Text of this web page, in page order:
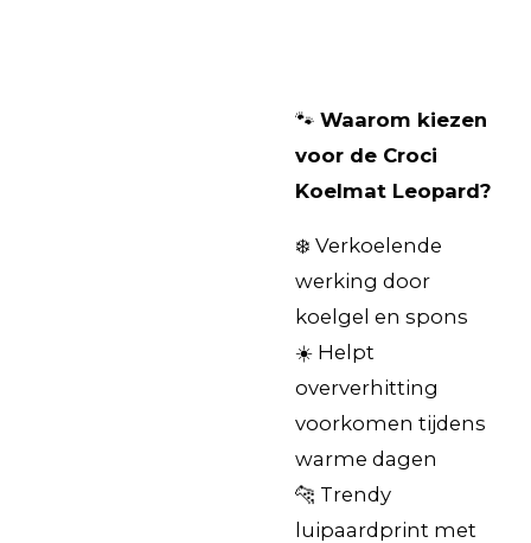
🐾 Waarom kiezen
voor de Croci
Koelmat Leopard?
❄️ Verkoelende
werking door
koelgel en spons
☀️ Helpt
oververhitting
voorkomen tijdens
warme dagen
🐆 Trendy
luipaardprint met